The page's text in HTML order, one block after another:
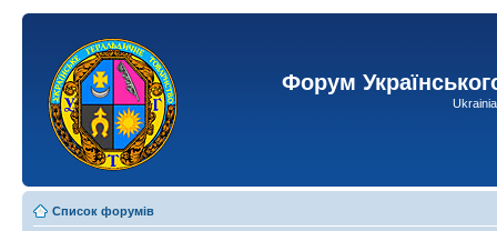
Форум
Список форумів